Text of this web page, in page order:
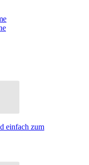
einfach zum